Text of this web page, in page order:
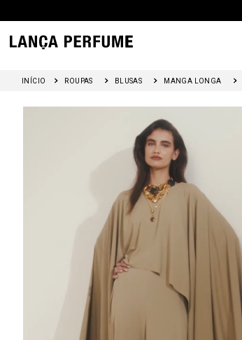
ROUPAS BLUSAS MANGA LONGA